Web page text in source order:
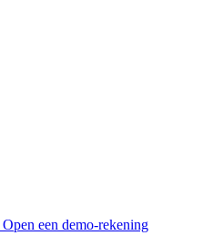
Open een demo-rekening